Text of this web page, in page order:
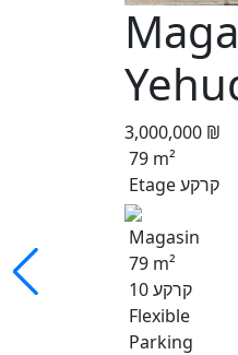
3,000,000 ₪
79 m²
Etage קרקע
Magasin
79 m²
קרקע 10
Flexible
Parking